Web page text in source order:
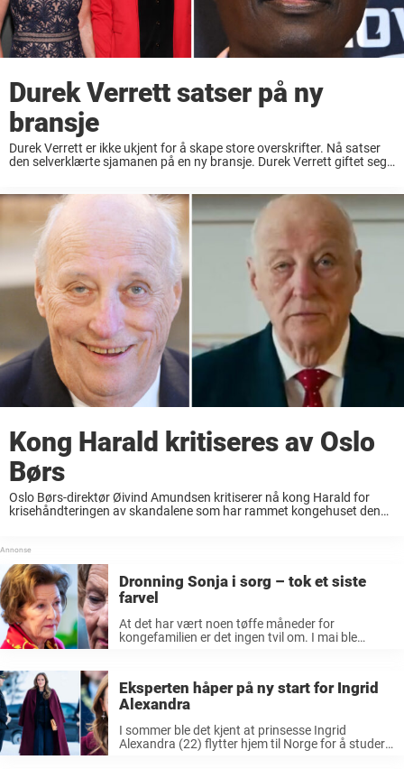
Durek Verrett satser på ny
bransje
Durek Verrett er ikke ukjent for å skape store overskrifter. Nå satser
den selverklærte sjamanen på en ny bransje. Durek Verrett giftet seg
Kong Harald kritiseres av Oslo
Børs
Oslo Børs-direktør Øivind Amundsen kritiserer nå kong Harald for
krisehåndteringen av skandalene som har rammet kongehuset den
Dronning Sonja i sorg – tok et siste
farvel
At det har vært noen tøffe måneder for
kongefamilien er det ingen tvil om. I mai ble
Eksperten håper på ny start for Ingrid
Alexandra
I sommer ble det kjent at prinsesse Ingrid
Alexandra (22) flytter hjem til Norge for å studere